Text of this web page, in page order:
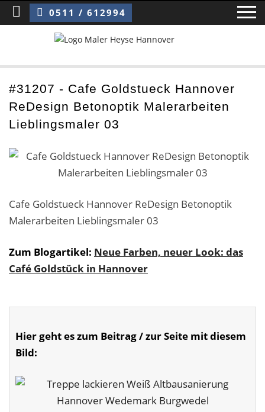
Sie sind hier:Cafe Goldstueck Hannover ReDesign Betonoptik Malerarbeiten Lieblingsmaler 03
0511 / 612994
Home
Blog
Über uns
Referenzen und Kundenbewertungen
Storytelling
Malerarbeiten in der Region
Altbausanierung
Betonoptik
#31207 - Cafe Goldstueck Hannover
ReDesign Betonoptik Malerarbeiten
Lieblingsmaler 03
Cafe Goldstueck Hannover ReDesign Betonoptik
Malerarbeiten Lieblingsmaler 03
Zum Blogartikel: Neue Farben, neuer Look: das
Café Goldstück in Hannover
Hier geht es zum Beitrag / zur Seite mit diesem
Bild: